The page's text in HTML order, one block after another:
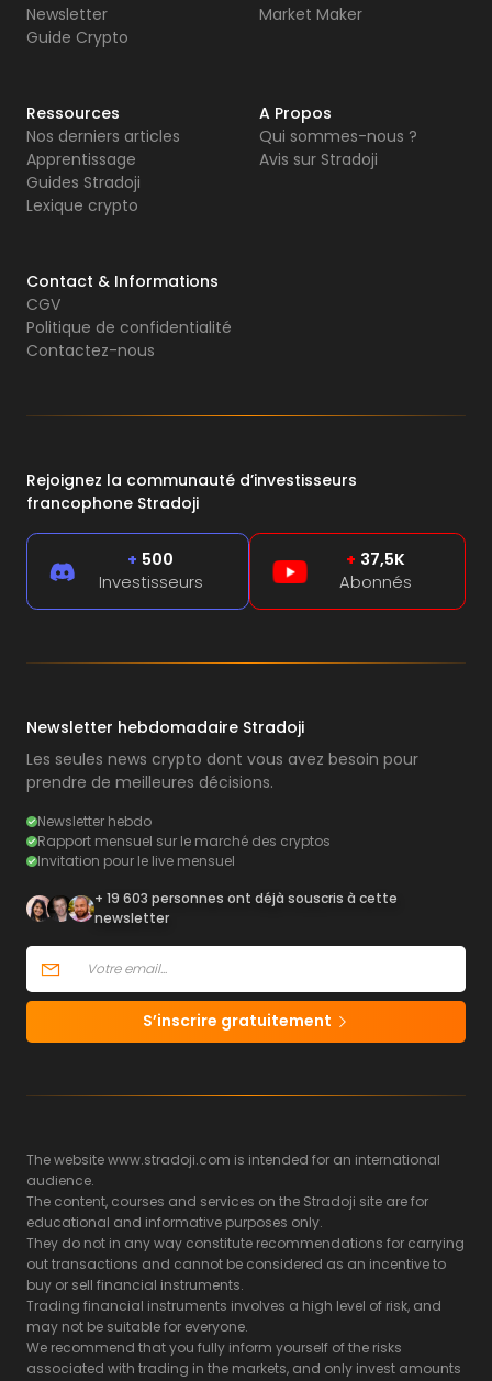
Newsletter
Guide Crypto
Market Maker
Ressources
Nos derniers articles
Apprentissage
Guides Stradoji
Lexique crypto
A Propos
Qui sommes-nous ?
Avis sur Stradoji
Contact & Informations
CGV
Politique de confidentialité
Contactez-nous
Rejoignez la communauté d’investisseurs
francophone Stradoji
+ 500
Investisseurs
+ 37,5K
Abonnés
Newsletter hebdomadaire Stradoji
Les seules news crypto dont vous avez besoin pour
prendre de meilleures décisions.
Newsletter hebdo
Rapport mensuel sur le marché des cryptos
Invitation pour le live mensuel
+ 19 603 personnes ont déjà souscris à cette
newsletter
S’inscrire gratuitement
The website www.stradoji.com is intended for an international
audience.
The content, courses and services on the Stradoji site are for
educational and informative purposes only.
They do not in any way constitute recommendations for carrying
out transactions and cannot be considered as an incentive to
buy or sell financial instruments.
Trading financial instruments involves a high level of risk, and
may not be suitable for everyone.
We recommend that you fully inform yourself of the risks
associated with trading in the markets, and only invest amounts